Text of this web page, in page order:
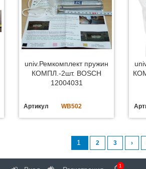
univ.Ремкомплект пружин
КОМПЛ.-2шт. BOSCH
12004031
Артикул WB502
1 2 3 ›
1